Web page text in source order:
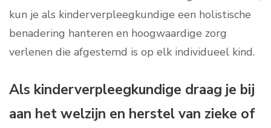
kun je als kinderverpleegkundige een holistische
benadering hanteren en hoogwaardige zorg
verlenen die afgestemd is op elk individueel kind.
Als kinderverpleegkundige draag je bij
aan het welzijn en herstel van zieke of